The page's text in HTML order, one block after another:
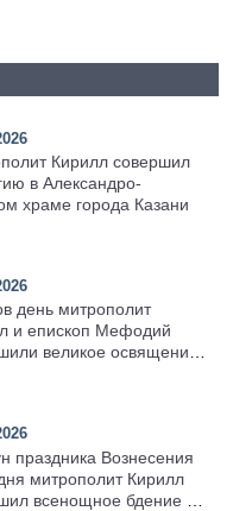
Кирилл совершил
в Александро-
храме города Казани
день митрополит
и епископ Мефодий
великое освящение
праздника Вознесения
митрополит Кирилл
всенощное бдение в